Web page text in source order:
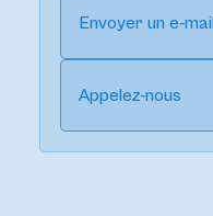
Envoyer un e-mail
Appelez-nous